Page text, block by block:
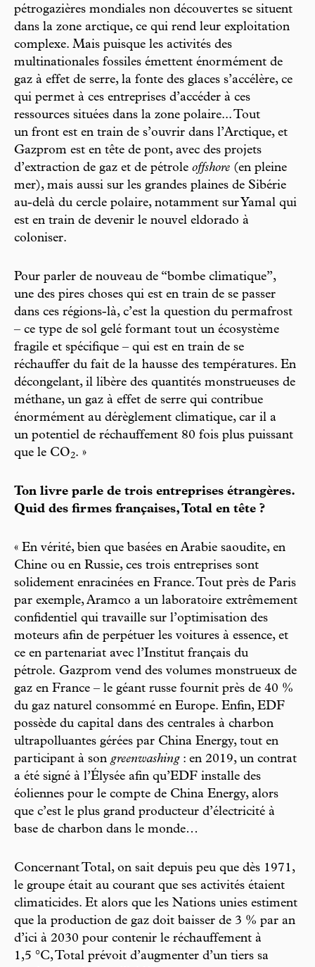
pétrogazières mondiales non découvertes se situent
dans la zone arctique, ce qui rend leur exploitation
complexe. Mais puisque les activités des
multinationales fossiles émettent énormément de
gaz à effet de serre, la fonte des glaces s’accélère, ce
qui permet à ces entreprises d’accéder à ces
ressources situées dans la zone polaire... Tout
un front est en train de s’ouvrir dans l’Arctique, et
Gazprom est en tête de pont, avec des projets
d’extraction de gaz et de pétrole offshore (en pleine
mer), mais aussi sur les grandes plaines de Sibérie
au-delà du cercle polaire, notamment sur Yamal qui
est en train de devenir le nouvel eldorado à
coloniser.
Pour parler de nouveau de “bombe climatique”,
une des pires choses qui est en train de se passer
dans ces régions-là, c’est la question du permafrost
– ce type de sol gelé formant tout un écosystème
fragile et spécifique – qui est en train de se
réchauffer du fait de la hausse des températures. En
décongelant, il libère des quantités monstrueuses de
méthane, un gaz à effet de serre qui contribue
énormément au dérèglement climatique, car il a
un potentiel de réchauffement 80 fois plus puissant
que le CO2. »
Ton livre parle de trois entreprises étrangères.
Quid des firmes françaises, Total en tête ?
« En vérité, bien que basées en Arabie saoudite, en
Chine ou en Russie, ces trois entreprises sont
solidement enracinées en France. Tout près de Paris
par exemple, Aramco a un laboratoire extrêmement
confidentiel qui travaille sur l’optimisation des
moteurs afin de perpétuer les voitures à essence, et
ce en partenariat avec l’Institut français du
pétrole. Gazprom vend des volumes monstrueux de
gaz en France – le géant russe fournit près de 40 %
du gaz naturel consommé en Europe. Enfin, EDF
possède du capital dans des centrales à charbon
ultrapolluantes gérées par China Energy, tout en
participant à son greenwashing: en 2019, un contrat
a été signé à l’Élysée afin qu’EDF installe des
éoliennes pour le compte de China Energy, alors
que c’est le plus grand producteur d’électricité à
base de charbon dans le monde…
Concernant Total, on sait depuis peu que dès 1971,
le groupe était au courant que ses activités étaient
climaticides. Et alors que les Nations unies estiment
que la production de gaz doit baisser de 3 % par an
d’ici à 2030 pour contenir le réchauffement à
1,5 °C, Total prévoit d’augmenter d’un tiers sa